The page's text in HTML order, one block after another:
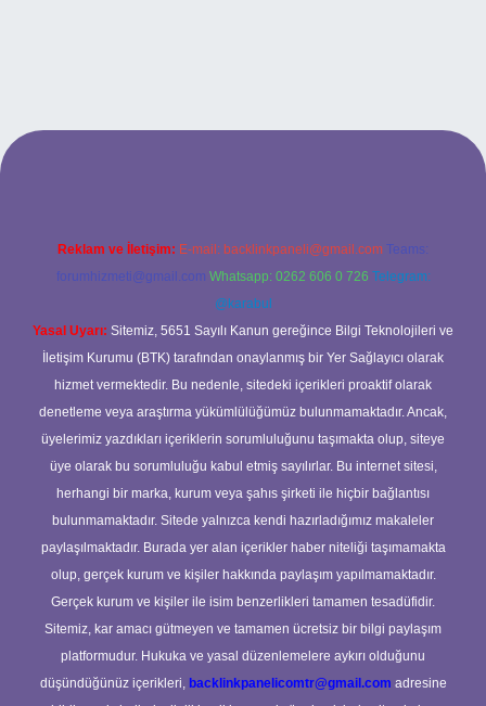
giriş
Reklam ve İletişim: E-mail: backlinkpaneli@gmail.com Teams:
forumhizmeti@gmail.com Whatsapp: 0262 606 0 726 Telegram:
@karabul
Yasal Uyarı: Sitemiz, 5651 Sayılı Kanun gereğince Bilgi Teknolojileri ve
İletişim Kurumu (BTK) tarafından onaylanmış bir Yer Sağlayıcı olarak
hizmet vermektedir. Bu nedenle, sitedeki içerikleri proaktif olarak
denetleme veya araştırma yükümlülüğümüz bulunmamaktadır. Ancak,
üyelerimiz yazdıkları içeriklerin sorumluluğunu taşımakta olup, siteye
üye olarak bu sorumluluğu kabul etmiş sayılırlar. Bu internet sitesi,
herhangi bir marka, kurum veya şahıs şirketi ile hiçbir bağlantısı
bulunmamaktadır. Sitede yalnızca kendi hazırladığımız makaleler
paylaşılmaktadır. Burada yer alan içerikler haber niteliği taşımamakta
olup, gerçek kurum ve kişiler hakkında paylaşım yapılmamaktadır.
Gerçek kurum ve kişiler ile isim benzerlikleri tamamen tesadüfidir.
Sitemiz, kar amacı gütmeyen ve tamamen ücretsiz bir bilgi paylaşım
platformudur. Hukuka ve yasal düzenlemelere aykırı olduğunu
düşündüğünüz içerikleri, backlinkpanelicomtr@gmail.com adresine